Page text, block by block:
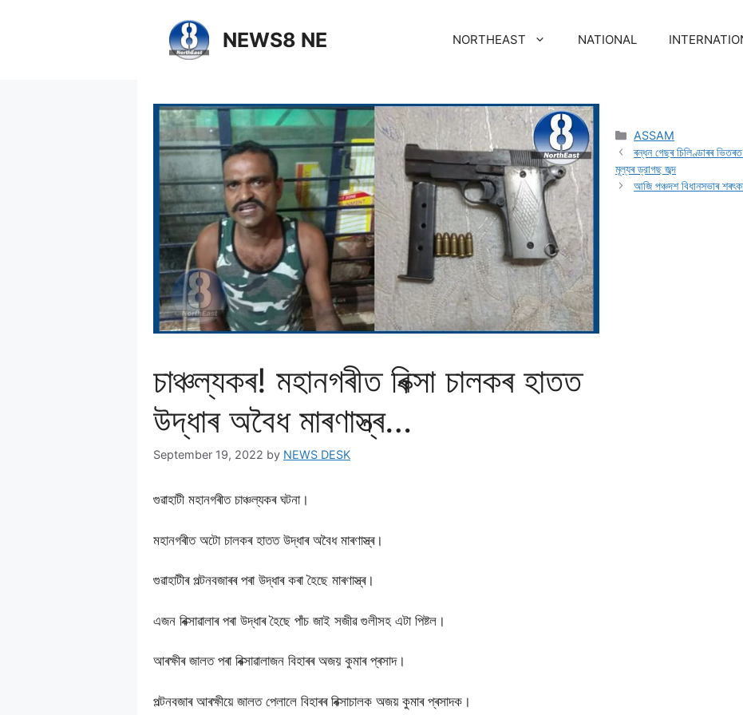
NEWS8 NE NORTHEAST NATIONAL
চাঞ্চল্যকৰ! মহানগৰীত ৰিক্সা চালকৰ হাতত
উদ্ধাৰ অবৈধ মাৰণাস্ত্ৰ…
September 19, 2022 by NEWS DESK
গুৱাহাটী মহানগৰীত চাঞ্চল্যকৰ ঘটনা।
মহানগৰীত অটো চালকৰ হাতত উদ্ধাৰ অবৈধ মাৰণাস্ত্ৰ।
গুৱাহাটীৰ পল্টনবজাৰৰ পৰা উদ্ধাৰ কৰা হৈছে মাৰণাস্ত্ৰ।
এজন ৰিক্সাৱালাৰ পৰা উদ্ধাৰ হৈছে পাঁচ জাই সজীৱ গুলীসহ এটা পিষ্টল।
আৰক্ষীৰ জালত পৰা ৰিক্সাৱালাজন বিহাৰৰ অজয় কুমাৰ প্ৰসাদ।
পল্টনবজাৰ আৰক্ষীয়ে জালত পেলালে বিহাৰৰ ৰিক্সাচালক অজয় কুমাৰ প্ৰসাদক।
ASSAM
ৰন্ধন গেছৰ চিলিণ্ডাৰৰ
মূল্যৰ ড্রাগছ জব্দ
আজি পঞ্চদশ বিধানসভাৰ